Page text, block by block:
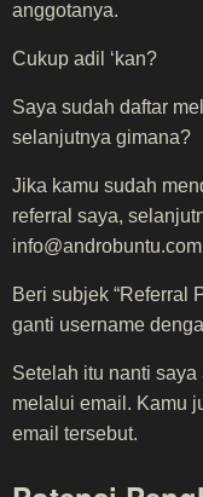
anggotanya.
Cukup adil ‘kan?
Saya sudah daftar
selanjutnya gimana?
Jika kamu sudah
referral saya,
info@androbuntu.com
Beri subjek “Referral
ganti username
Setelah itu nanti
melalui email. Kamu
email tersebut.